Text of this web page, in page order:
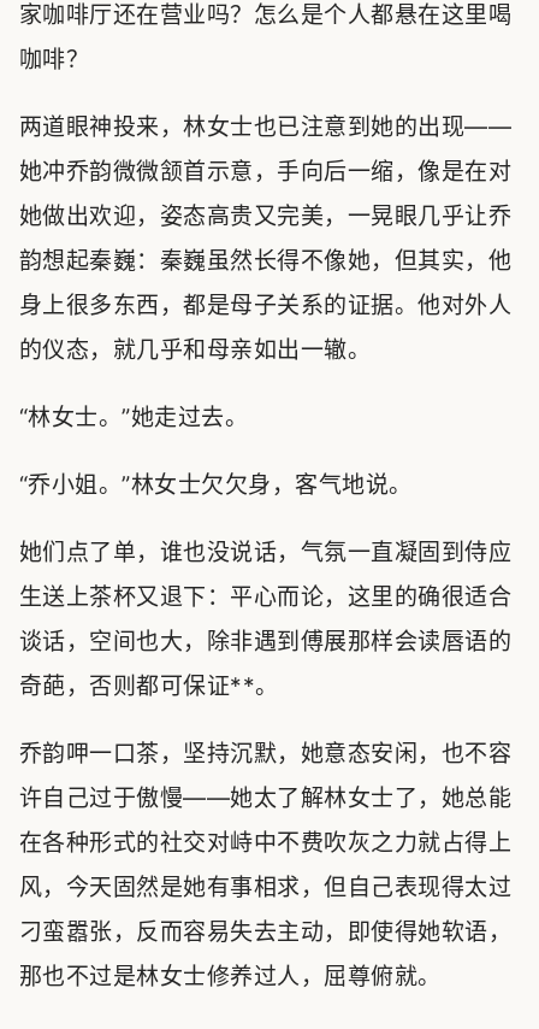
家咖啡厅还在营业吗？怎么是个人都悬在这里喝
咖啡？
两道眼神投来，林女士也已注意到她的出现——
她冲乔韵微微颔首示意，手向后一缩，像是在对
她做出欢迎，姿态高贵又完美，一晃眼几乎让乔
韵想起秦巍：秦巍虽然长得不像她，但其实，他
身上很多东西，都是母子关系的证据。他对外人
的仪态，就几乎和母亲如出一辙。
“林女士。”她走过去。
“乔小姐。”林女士欠欠身，客气地说。
她们点了单，谁也没说话，气氛一直凝固到侍应
生送上茶杯又退下：平心而论，这里的确很适合
谈话，空间也大，除非遇到傅展那样会读唇语的
奇葩，否则都可保证**。
乔韵呷一口茶，坚持沉默，她意态安闲，也不容
许自己过于傲慢——她太了解林女士了，她总能
在各种形式的社交对峙中不费吹灰之力就占得上
风，今天固然是她有事相求，但自己表现得太过
刁蛮嚣张，反而容易失去主动，即使得她软语，
那也不过是林女士修养过人，屈尊俯就。